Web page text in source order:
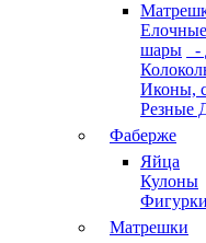
шары
-
Иконы,
Резные
Фаберже
Яйца
Кулоны
Матрешки